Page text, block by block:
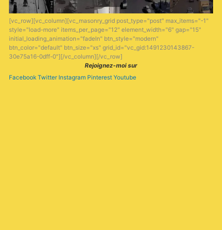
[vc_row][vc_column][vc_masonry_grid post_type="post" max_items="-1"
style="load-more" items_per_page="12" element_width="6" gap="15"
initial_loading_animation="fadeIn" btn_style="modern"
btn_color="default" btn_size="xs" grid_id="vc_gid:1491230143867-
30e75a16-0dff-0"][/vc_column][/vc_row]
Rejoignez-moi sur
Facebook Twitter Instagram Pinterest Youtube